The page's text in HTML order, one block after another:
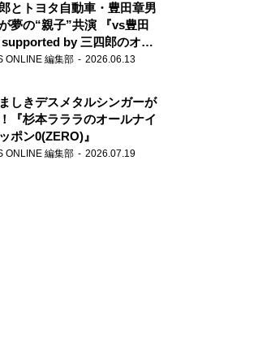
とトヨタ自動車・豊田章男
夢の“親子”共演 『vs豊田
by 三四郎のオー
トニッポン0(ZERO)』
ONLINE 編集部 2026.06.13
しきデスメタルシンガーが
『杉本ラララのオールナイ
ポン0(ZERO)』
ONLINE 編集部 2026.07.19